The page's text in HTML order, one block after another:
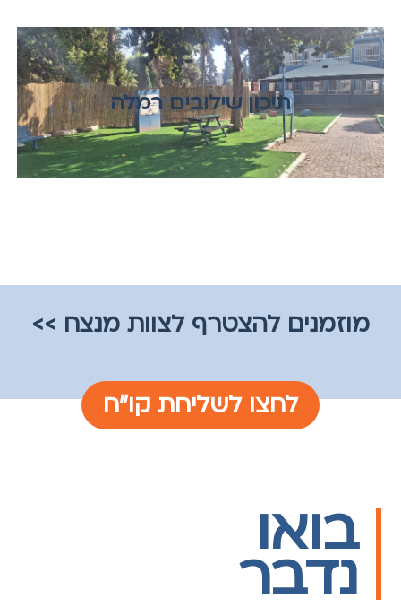
תיכון שילובים רמלה
מוזמנים להצטרף לצוות מנצח >>
לחצו לשליחת קו"ח
בואו
נדבר